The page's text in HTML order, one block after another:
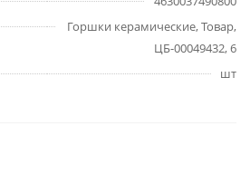
Горшки керамические, Товар,
ЦБ-00049432, 6
шт